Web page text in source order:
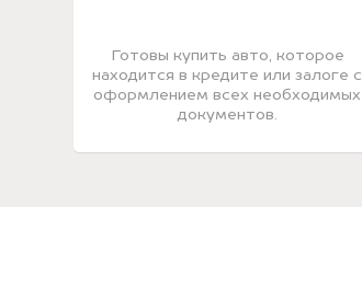
Готовы купить авто, которое
находится в кредите или залоге с
оформлением всех необходимых
документов.